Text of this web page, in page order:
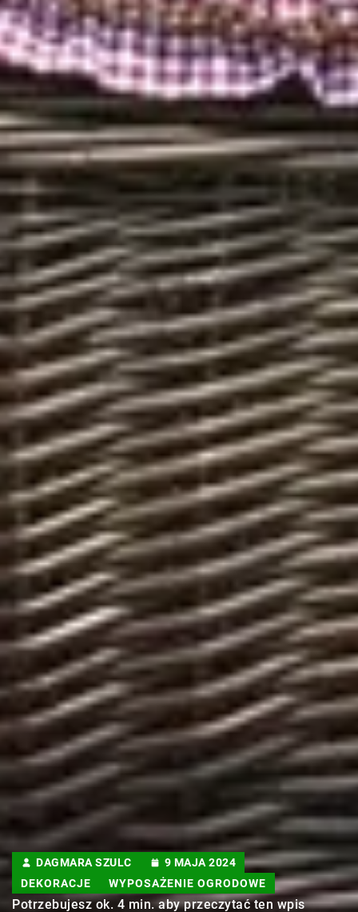
DAGMARA SZULC
9 MAJA 2024
DEKORACJE
WYPOSAŻENIE OGRODOWE
Potrzebujesz ok. 4 min. aby przeczytać ten wpis